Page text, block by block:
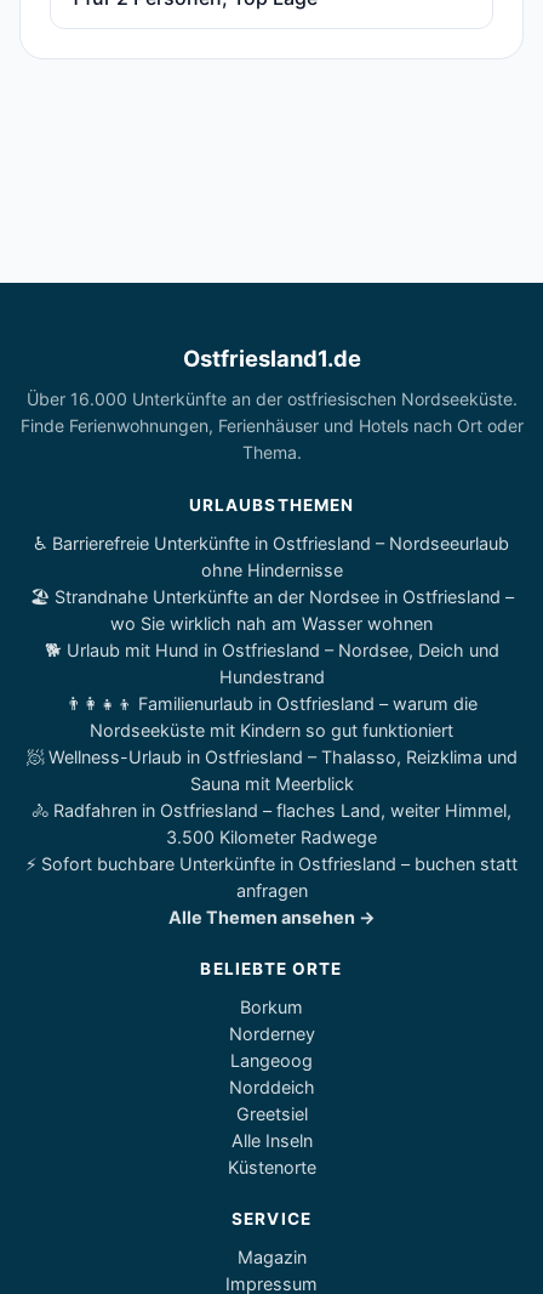
Ostfriesland1.de
Über 16.000 Unterkünfte an der ostfriesischen Nordseeküste.
Finde Ferienwohnungen, Ferienhäuser und Hotels nach Ort oder
Thema.
URLAUBSTHEMEN
♿ Barrierefreie Unterkünfte in Ostfriesland – Nordseeurlaub
ohne Hindernisse
🏖️ Strandnahe Unterkünfte an der Nordsee in Ostfriesland –
wo Sie wirklich nah am Wasser wohnen
🐕 Urlaub mit Hund in Ostfriesland – Nordsee, Deich und
Hundestrand
👨‍👩‍👧‍👦 Familienurlaub in Ostfriesland – warum die
Nordseeküste mit Kindern so gut funktioniert
🧖 Wellness-Urlaub in Ostfriesland – Thalasso, Reizklima und
Sauna mit Meerblick
🚴 Radfahren in Ostfriesland – flaches Land, weiter Himmel,
3.500 Kilometer Radwege
⚡ Sofort buchbare Unterkünfte in Ostfriesland – buchen statt
anfragen
Alle Themen ansehen →
BELIEBTE ORTE
Borkum
Norderney
Langeoog
Norddeich
Greetsiel
Alle Inseln
Küstenorte
SERVICE
Magazin
Impressum